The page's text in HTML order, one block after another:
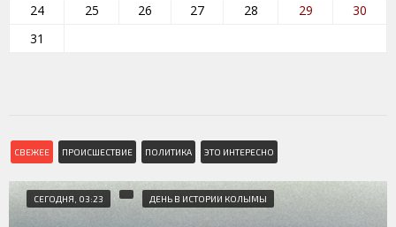
24
25 26 27 28 29
30
31
СВЕЖЕЕ ПРОИСШЕСТВИЕ ПОЛИТИКА ЭТО ИНТЕРЕСНО
СЕГОДНЯ, 03:23 ДЕНЬ В ИСТОРИИ КОЛЫМЫ